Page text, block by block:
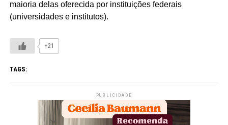
maioria delas oferecida por instituições federais
(universidades e institutos).
+21
TAGS:
PUBLICIDADE